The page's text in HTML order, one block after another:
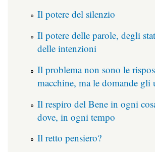
Il potere del silenzio
Il potere delle parole, degli
delle intenzioni
Il problema non sono le
macchine, ma le domande gli
Il respiro del Bene in ogni
dove, in ogni tempo
Il retto pensiero?